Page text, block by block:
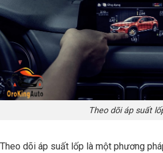
Theo dõi áp suất
Theo dõi áp suất lốp là một phương